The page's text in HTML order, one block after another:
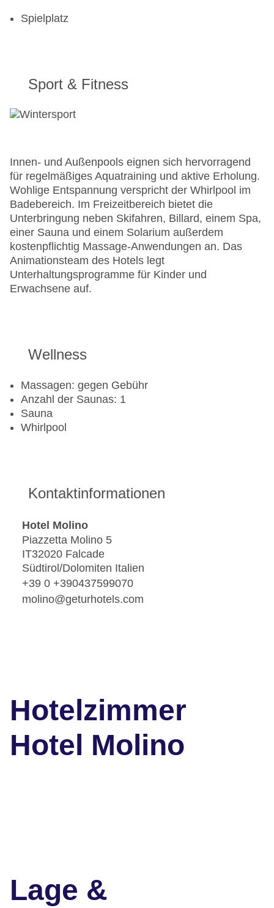
Spielplatz
Sport & Fitness
Innen- und Außenpools eignen sich hervorragend
für regelmäßiges Aquatraining und aktive Erholung.
Wohlige Entspannung verspricht der Whirlpool im
Badebereich. Im Freizeitbereich bietet die
Unterbringung neben Skifahren, Billard, einem Spa,
einer Sauna und einem Solarium außerdem
kostenpflichtig Massage-Anwendungen an. Das
Animationsteam des Hotels legt
Unterhaltungsprogramme für Kinder und
Erwachsene auf.
Wellness
Massagen: gegen Gebühr
Anzahl der Saunas: 1
Sauna
Whirlpool
Kontaktinformationen
Hotel Molino
Piazzetta Molino 5
IT32020 Falcade
Südtirol/Dolomiten Italien
+39 0 +390437599070
molino@geturhotels.com
Hotelzimmer
Hotel Molino
Lage &